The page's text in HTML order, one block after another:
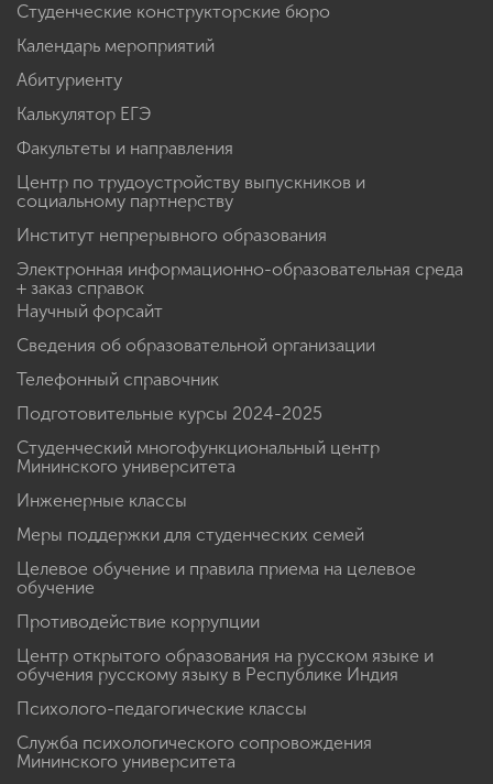
Студенческие конструкторские бюро
Календарь мероприятий
Абитуриенту
Калькулятор ЕГЭ
Факультеты и направления
Центр по трудоустройству выпускников и
социальному партнерству
Институт непрерывного образования
Электронная информационно-образовательная среда
+ заказ справок
Научный форсайт
Сведения об образовательной организации
Телефонный справочник
Подготовительные курсы 2024-2025
Студенческий многофункциональный центр
Мининского университета
Инженерные классы
Меры поддержки для студенческих семей
Целевое обучение и правила приема на целевое
обучение
Противодействие коррупции
Центр открытого образования на русском языке и
обучения русскому языку в Республике Индия
Психолого-педагогические классы
Служба психологического сопровождения
Мининского университета